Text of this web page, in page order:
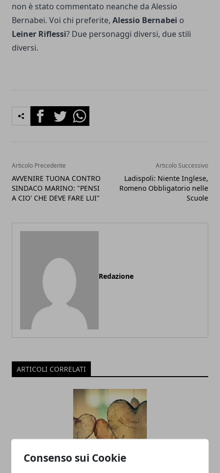
Consenso sui Cookie
non è stato commentato neanche da Alessio
Bernabei. Voi chi preferite, Alessio Bernabei o
Leiner Riflessi? Due personaggi diversi, due stili
diversi.
FacebookTwitterWhatsapp
Articolo Precedente
AVVENIRE TUONA CONTRO
SINDACO MARINO: "PENSI
A CIO' CHE DEVE FARE LUI"
Articolo Successivo
Ladispoli: Niente Inglese,
Romeno Obbligatorio nelle
Scuole
Redazione
ARTICOLI CORRELATI